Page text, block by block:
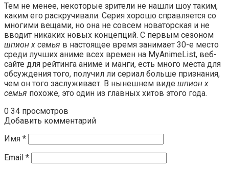
Тем не менее, некоторые зрители не нашли шоу таким,
каким его раскручивали. Серия хорошо справляется со
многими вещами, но она не совсем новаторская и не
вводит никаких новых концепций. С первым сезоном
шпион х семья в настоящее время занимает 30-е место
среди лучших аниме всех времен на MyAnimeList, веб-
сайте для рейтинга аниме и манги, есть много места для
обсуждения того, получил ли сериал больше признания,
чем он того заслуживает. В нынешнем виде шпион х
семья похоже, это один из главных хитов этого года.
0 34 просмотров
Добавить комментарий
Имя *
Email *